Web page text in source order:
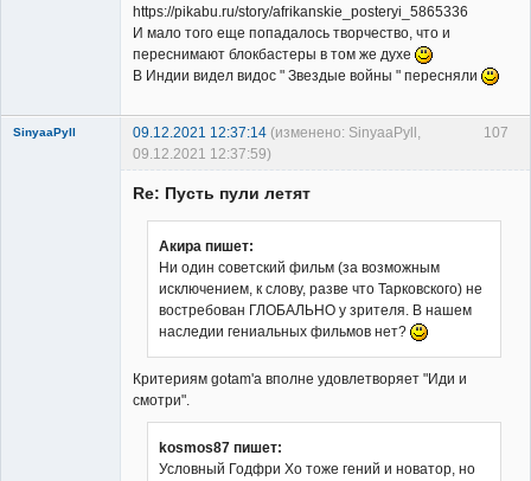
https://pikabu.ru/story/afrikanskie_posteryi_5865336
И мало того еще попадалось творчество, что и
переснимают блокбастеры в том же духе
В Индии видел видос " Звездые войны " пересняли
107
SinyaaPyll 09.12.2021 12:37:14 (изменено: SinyaaPyll,
09.12.2021 12:37:59)
Re: Пусть пули летят
Акира пишет:
Ни один советский фильм (за возможным
исключением, к слову, разве что Тарковского) не
востребован ГЛОБАЛЬНО у зрителя. В нашем
наследии гениальных фильмов нет?
Критериям gotam'а вполне удовлетворяет "Иди и
смотри".
kosmos87 пишет:
Условный Годфри Хо тоже гений и новатор, но